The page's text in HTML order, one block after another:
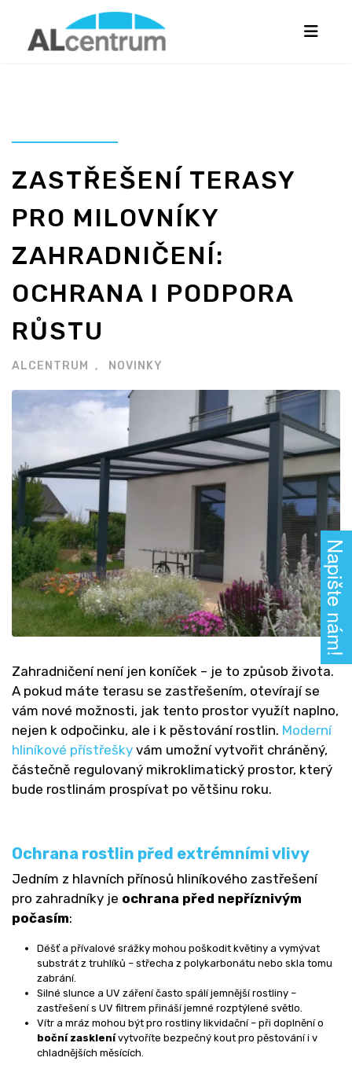
ZASTŘEŠENÍ TERASY
PRO MILOVNÍKY
ZAHRADNIČENÍ:
OCHRANA I PODPORA
RŮSTU
ALCENTRUM NOVINKY
Zahradničení není jen koníček – je to způsob života.
A pokud máte terasu se zastřešením, otevírají se
vám nové možnosti, jak tento prostor využít naplno,
nejen k odpočinku, ale i k pěstování rostlin. Moderní
hliníkové přístřešky vám umožní vytvořit chráněný,
částečně regulovaný mikroklimatický prostor, který
bude rostlinám prospívat po většinu roku.
Ochrana rostlin před extrémními vlivy
Jedním z hlavních přínosů hliníkového zastřešení
pro zahradníky je ochrana před nepříznivým
počasím:
Déšť a přívalové srážky mohou poškodit květiny a vymývat
substrát z truhlíků – střecha z polykarbonátu nebo skla tomu
zabrání.
Silné slunce a UV záření často spálí jemnější rostliny –
zastřešení s UV filtrem přináší jemné rozptýlené světlo.
Vítr a mráz mohou být pro rostliny likvidační – při doplnění o
boční zasklenívytvoříte bezpečný kout pro pěstování i v
chladnějších měsících.
Napište nám!